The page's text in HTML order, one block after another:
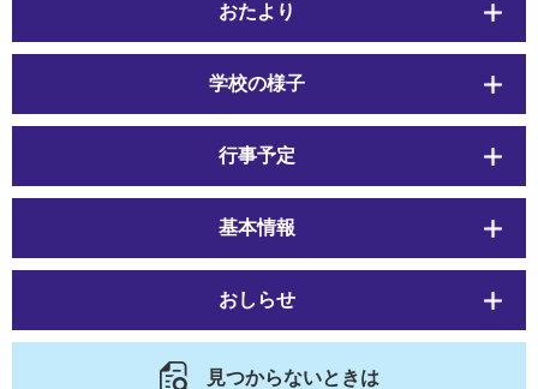
おたより
学校の様子
行事予定
基本情報
おしらせ
見つからないときは